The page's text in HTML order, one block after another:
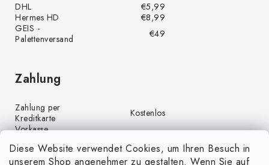
Diese Website verwendet Cookies, um Ihren Besuch in
unserem Shop angenehmer zu gestalten. Wenn Sie auf
DHL
€5,99
Hermes HD
€8,99
GEIS -
Palettenversand
€49
Zahlung
Zahlung per
Kreditkarte
Kostenlos
Vorkasse
Zahlung per PayPal
Kostenlos
Nachnahme
€4,00